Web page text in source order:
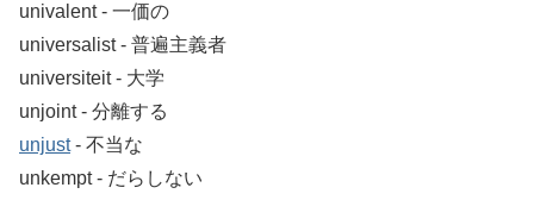
univalent ‐ 一価の
universalist ‐ 普遍主義者
universiteit ‐ 大学
unjoint ‐ 分離する
unjust‐ 不当な
unkempt ‐ だらしない